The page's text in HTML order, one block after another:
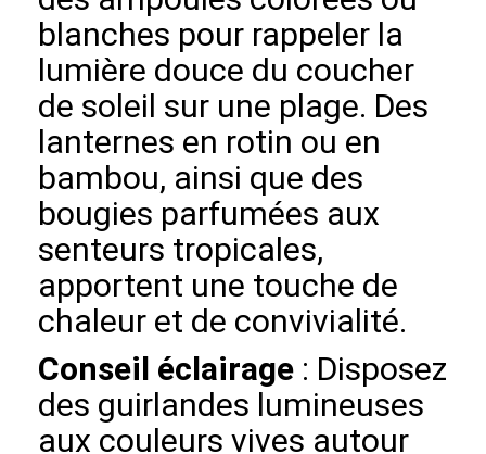
blanches pour rappeler la
lumière douce du coucher
de soleil sur une plage. Des
lanternes en rotin ou en
bambou, ainsi que des
bougies parfumées aux
senteurs tropicales,
apportent une touche de
chaleur et de convivialité.
Conseil éclairage : Disposez
des guirlandes lumineuses
aux couleurs vives autour